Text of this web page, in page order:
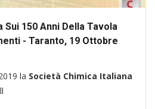
150 Anni Della Tavola
- Taranto, 19 Ottobre
la Società Chimica Italiana